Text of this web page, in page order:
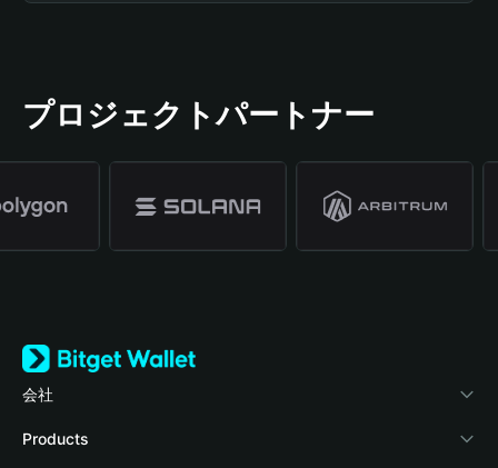
プロジェクトパートナー
会社
Bitget Walletについて
Products